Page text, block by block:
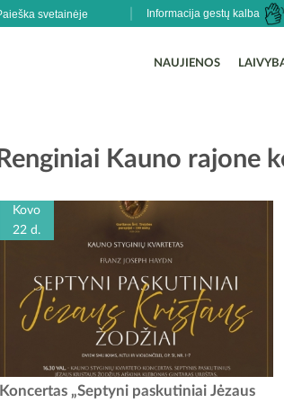
Informacija gestų kalba
NAUJIENOS
Renginiai Kauno rajone
Kovo
22 d.
Kovo 22 dieną Garliavos Švč. Trejybės bažnyčioje
Koncertas „Septyni paskutiniai Jėzaus